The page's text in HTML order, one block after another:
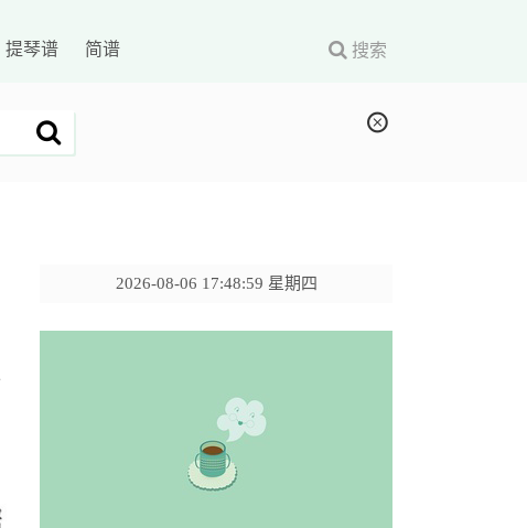
提琴谱 简谱 搜索
2026-08-06 17:49:00 星期四